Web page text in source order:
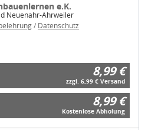
e.K.
Neuenahr-Ahrweiler
/ Datenschutz
8,99 €
zzgl. 6,99 € Versand
8,99 €
Kostenlose Abholung